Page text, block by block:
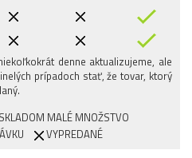
denne aktualizujeme, ale
prípadoch stať, že tovar, ktorý
MALÉ MNOŽSTVO
VYPREDANÉ